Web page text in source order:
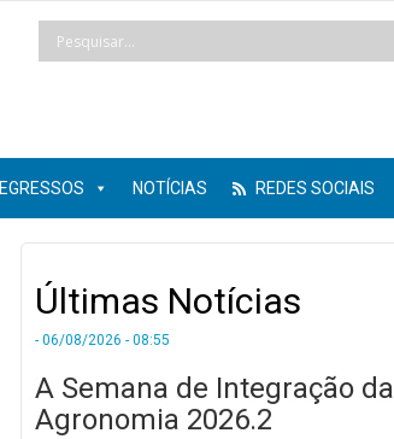
EGRESSOS NOTÍCIAS REDES SOCIAIS
Últimas Notícias
- 06/08/2026 - 08:55
A Semana de Integração da
Agronomia 2026.2